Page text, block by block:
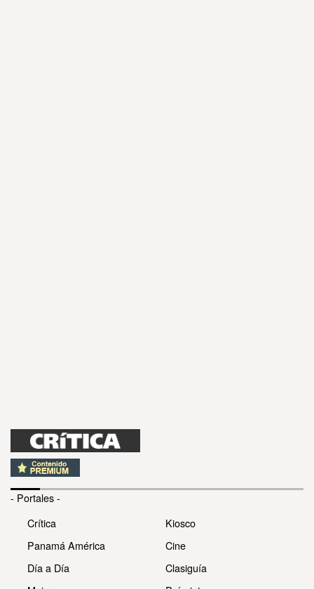
- Portales -
Crítica
Panamá América
Día a Día
Kiosco
Cine
Clasiguía